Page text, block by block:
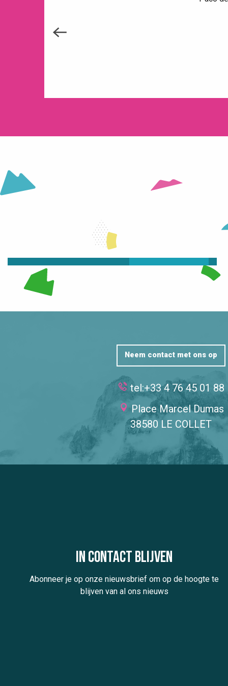
Neem contact met ons op
tel:+33 4 76 45 01 88
Place Marcel Dumas
38580 LE COLLET
In contact blijven
Abonneer je op onze nieuwsbrief om op de hoogte te
blijven van al ons nieuws